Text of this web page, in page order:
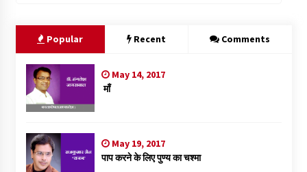
Popular Recent Comments
May 14, 2017
माँ
May 19, 2017
पाप करने के लिए पुण्य का चश्मा